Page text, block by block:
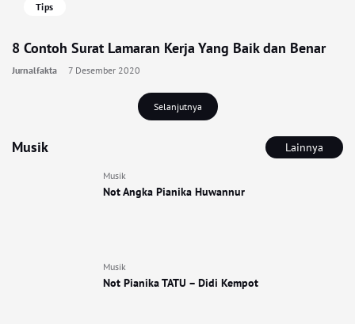
Musik Lainnya
Musik
Not Angka Pianika Huwannur
Musik
Not Pianika TATU – Didi Kempot
Tips
8 Contoh Surat Lamaran Kerja Yang Baik dan Benar
Jurnalfakta 7 Desember 2020
Selanjutnya